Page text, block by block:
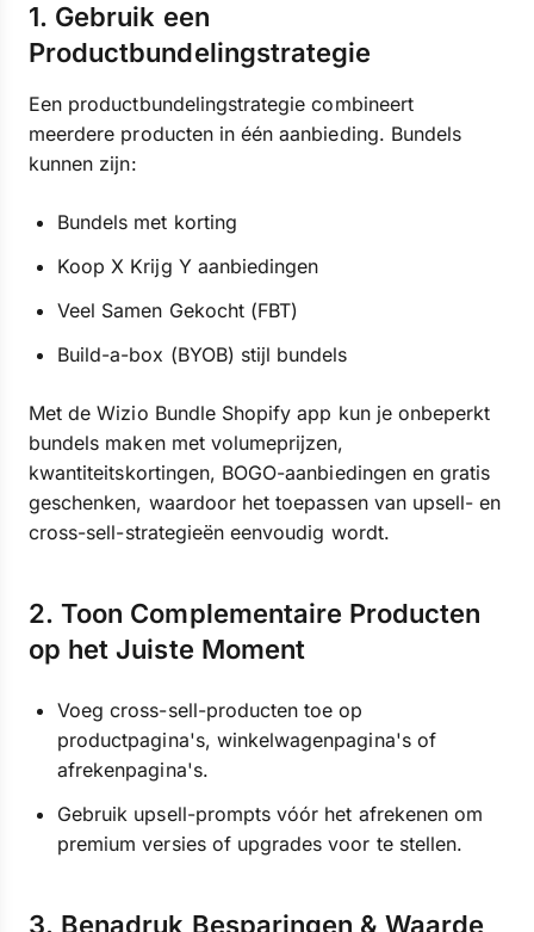
1. Gebruik een
Productbundelingstrategie
Een productbundelingstrategie combineert
meerdere producten in één aanbieding. Bundels
kunnen zijn:
Bundels met korting
Koop X Krijg Y aanbiedingen
Veel Samen Gekocht (FBT)
Build-a-box (BYOB) stijl bundels
Met de Wizio Bundle Shopify app kun je onbeperkt
bundels maken met volumeprijzen,
kwantiteitskortingen, BOGO-aanbiedingen en gratis
geschenken, waardoor het toepassen van upsell- en
cross-sell-strategieën eenvoudig wordt.
2. Toon Complementaire Producten
op het Juiste Moment
Voeg cross-sell-producten toe op
productpagina's, winkelwagenpagina's of
afrekenpagina's.
Gebruik upsell-prompts vóór het afrekenen om
premium versies of upgrades voor te stellen.
3. Benadruk Besparingen & Waarde